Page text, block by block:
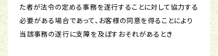
た者が法令の定める事務を遂行することに対して協力する
必要がある場合であって、お客様の同意を得ることにより
当該事務の遂行に支障を及ぼすおそれがあるとき